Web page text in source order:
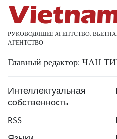
РУКОВОДЯЩЕЕ АГЕНТСТВО:
АГЕНТСТВО
Главный редактор: ЧАН
Интеллектуальная
собственность
RSS